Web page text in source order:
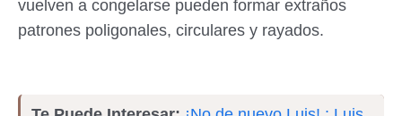
vuelven a congelarse pueden formar extraños
patrones poligonales, circulares y rayados.